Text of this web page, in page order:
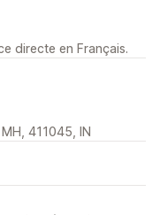
directe en Français.
411045, IN